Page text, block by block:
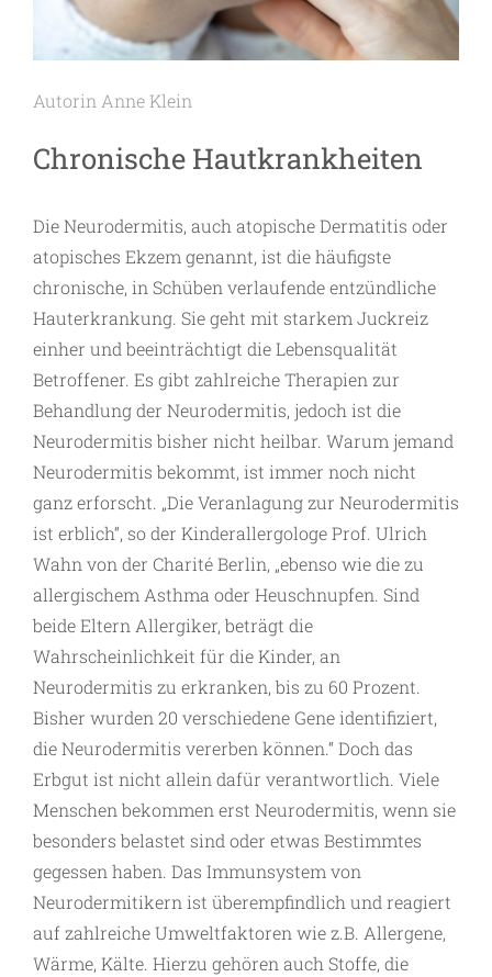
Autorin Anne Klein
Chronische Hautkrankheiten
Die Neurodermitis, auch atopische Dermatitis oder
atopisches Ekzem genannt, ist die häufigste
chronische, in Schüben verlaufende entzündliche
Hauterkrankung. Sie geht mit starkem Juckreiz
einher und beeinträchtigt die Lebensqualität
Betroffener. Es gibt zahlreiche Therapien zur
Behandlung der Neurodermitis, jedoch ist die
Neurodermitis bisher nicht heilbar. Warum jemand
Neurodermitis bekommt, ist immer noch nicht
ganz erforscht. „Die Veranlagung zur Neurodermitis
ist erblich“, so der Kinderallergologe Prof. Ulrich
Wahn von der Charité Berlin, „ebenso wie die zu
allergischem Asthma oder Heuschnupfen. Sind
beide Eltern Allergiker, beträgt die
Wahrscheinlichkeit für die Kinder, an
Neurodermitis zu erkranken, bis zu 60 Prozent.
Bisher wurden 20 verschiedene Gene identifiziert,
die Neurodermitis vererben können.“ Doch das
Erbgut ist nicht allein dafür verantwortlich. Viele
Menschen bekommen erst Neurodermitis, wenn sie
besonders belastet sind oder etwas Bestimmtes
gegessen haben. Das Immunsystem von
Neurodermitikern ist überempfindlich und reagiert
auf zahlreiche Umweltfaktoren wie z.B. Allergene,
Wärme, Kälte. Hierzu gehören auch Stoffe, die